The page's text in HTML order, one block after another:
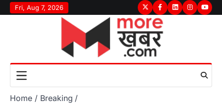
Skip
to
Fri, Aug 7, 2026 TwitterFacebook
LinkedInInstagram
Home
Breaking